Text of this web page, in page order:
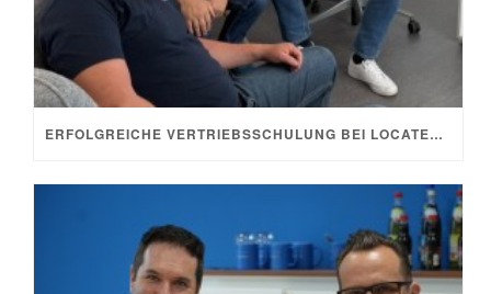
ERFOLGREICHE VERTRIEBSSCHULUNG BEI LOCATEC GIESSEN